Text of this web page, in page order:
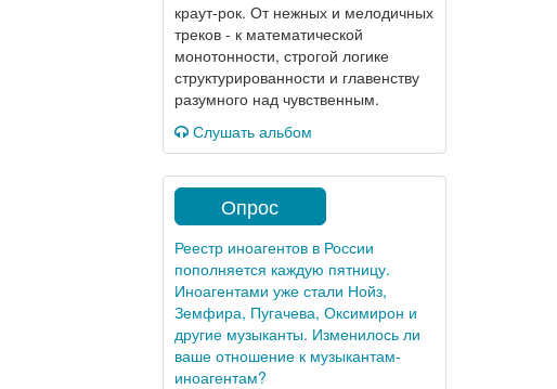
краут-рок. От нежных и мелодичных
треков - к математической
монотонности, строгой логике
структурированности и главенству
разумного над чувственным.
Слушать альбом
Опрос
Реестр иноагентов в России
пополняется каждую пятницу.
Иноагентами уже стали Нойз,
Земфира, Пугачева, Оксимирон и
другие музыканты. Изменилось ли
ваше отношение к музыкантам-
иноагентам?